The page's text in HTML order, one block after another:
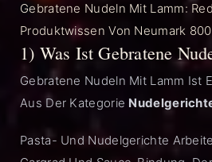
Gebratene Nudeln Mit Lamm:
Produktwissen Von Neumark
1) Was Ist Gebratene
Gebratene Nudeln Mit Lamm Ist
Aus Der Kategorie
Pasta- Und Nudelgerichte